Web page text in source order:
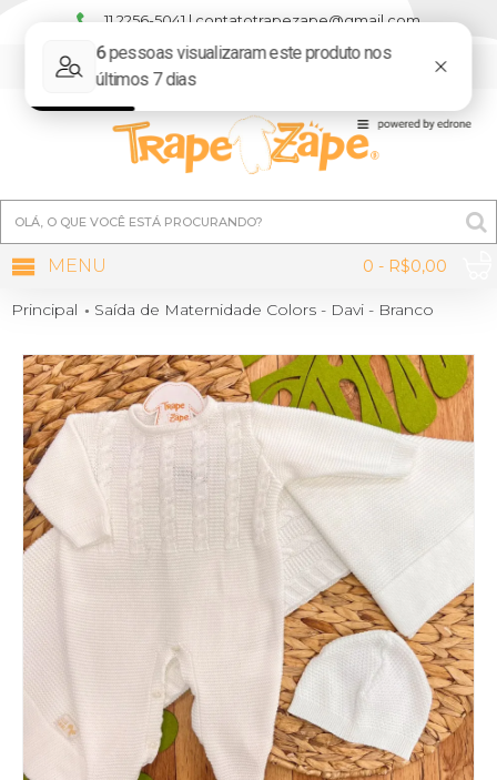
11 2256-5041 | contatotrapezape@gmail.com
MINHA CONTA
0 - R$0,00
MENU
Principal Saída de Maternidade Colors - Davi - Branco